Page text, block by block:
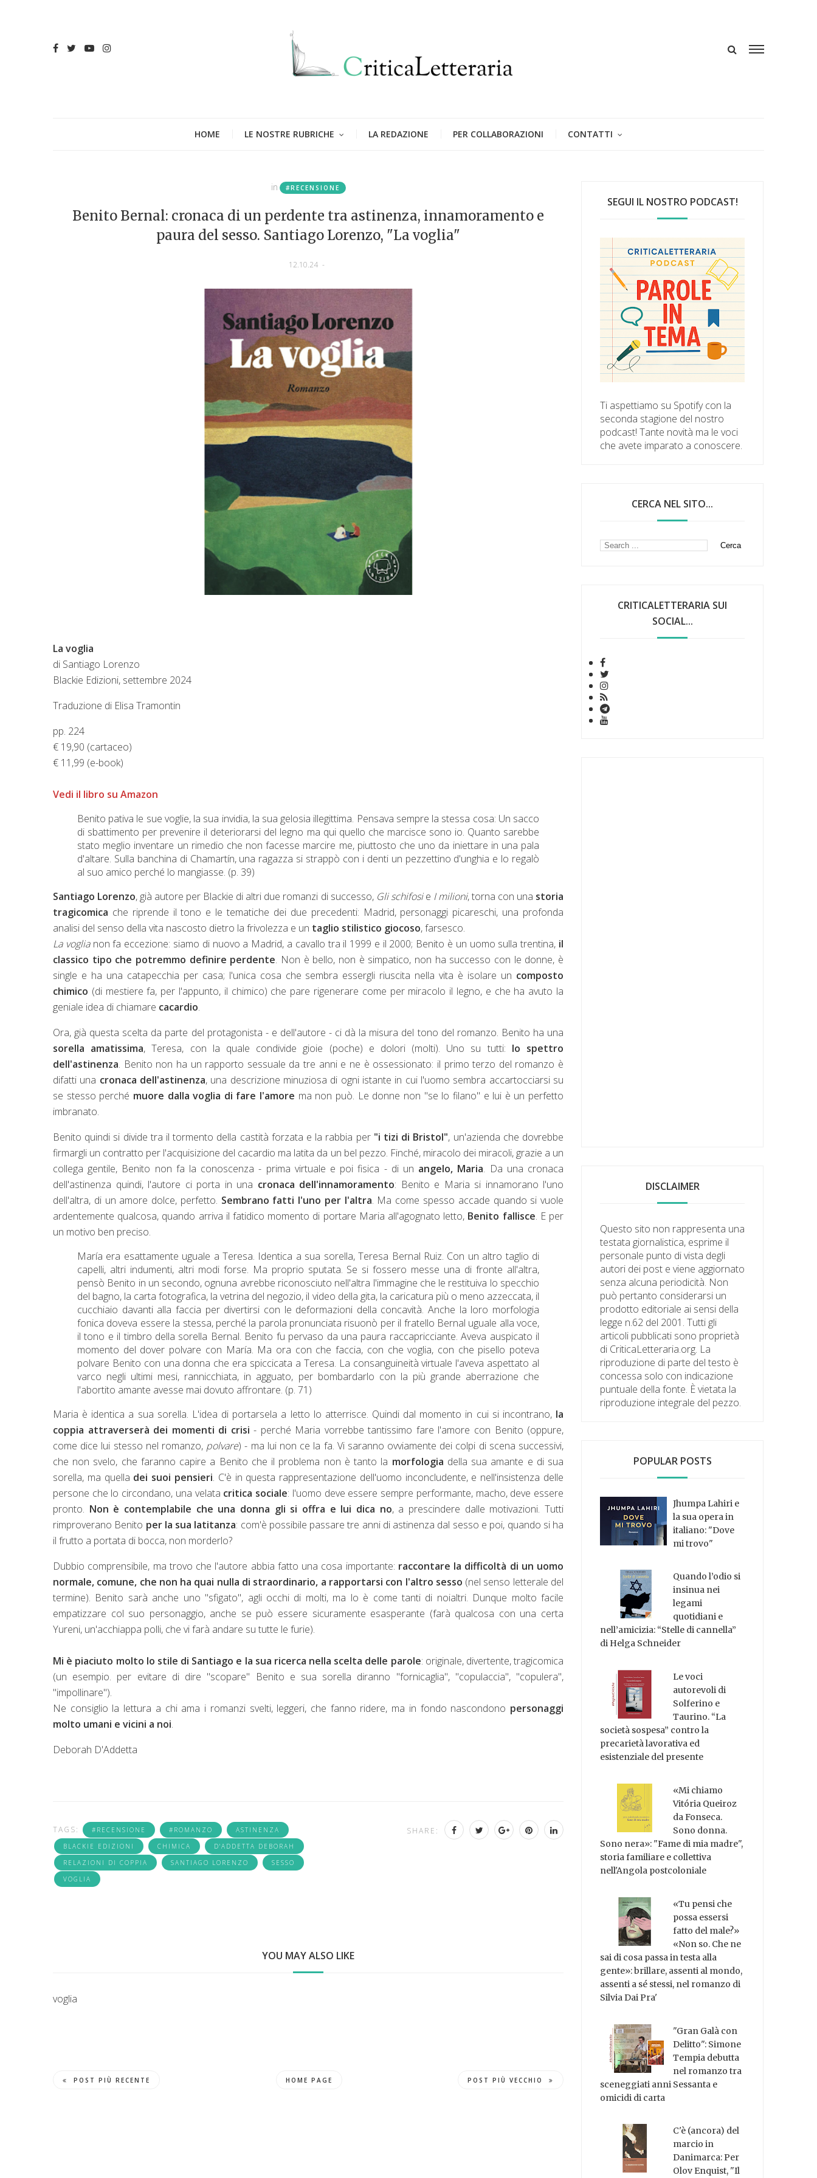
HOME LE NOSTRE RUBRICHE LA REDAZIONE PER COLLABORAZIONI CONTATTI
in #RECENSIONE
Benito Bernal: cronaca di un perdente tra astinenza, innamoramento e
paura del sesso. Santiago Lorenzo, "La voglia"
12.10.24 -
La voglia
di Santiago Lorenzo
Blackie Edizioni, settembre 2024
Traduzione di Elisa Tramontin
pp. 224
€ 19,90 (cartaceo)
€ 11,99 (e-book)
Vedi il libro su Amazon
Benito pativa le sue voglie, la sua invidia, la sua gelosia illegittima. Pensava sempre la stessa cosa: Un sacco
di sbattimento per prevenire il deteriorarsi del legno ma qui quello che marcisce sono io. Quanto sarebbe
stato meglio inventare un rimedio che non facesse marcire me, piuttosto che uno da iniettare in una pala
d'altare. Sulla banchina di Chamartín, una ragazza si strappò con i denti un pezzettino d'unghia e lo regalò
al suo amico perché lo mangiasse. (p. 39)
Santiago Lorenzo, già autore per Blackie di altri due romanzi di successo, Gli schifosie I milioni, torna con una storia
tragicomica che riprende il tono e le tematiche dei due precedenti: Madrid, personaggi picareschi, una profonda
analisi del senso della vita nascosto dietro la frivolezza e un taglio stilistico giocoso, farsesco.
La voglia non fa eccezione: siamo di nuovo a Madrid, a cavallo tra il 1999 e il 2000; Benito è un uomo sulla trentina, il
classico tipo che potremmo definire perdente. Non è bello, non è simpatico, non ha successo con le donne, è
single e ha una catapecchia per casa; l'unica cosa che sembra essergli riuscita nella vita è isolare un composto
chimico (di mestiere fa, per l'appunto, il chimico) che pare rigenerare come per miracolo il legno, e che ha avuto la
geniale idea di chiamare cacardio.
Ora, già questa scelta da parte del protagonista - e dell'autore - ci dà la misura del tono del romanzo. Benito ha una
sorella amatissima, Teresa, con la quale condivide gioie (poche) e dolori (molti). Uno su tutti: lo spettro
dell'astinenza. Benito non ha un rapporto sessuale da tre anni e ne è ossessionato: il primo terzo del romanzo è
difatti una cronaca dell'astinenza, una descrizione minuziosa di ogni istante in cui l'uomo sembra accartocciarsi su
se stesso perché muore dalla voglia di fare l'amore ma non può. Le donne non "se lo filano" e lui è un perfetto
imbranato.
Benito quindi si divide tra il tormento della castità forzata e la rabbia per "i tizi di Bristol", un'azienda che dovrebbe
firmargli un contratto per l'acquisizione del cacardio ma latita da un bel pezzo. Finché, miracolo dei miracoli, grazie a un
collega gentile, Benito non fa la conoscenza - prima virtuale e poi fisica - di un angelo, Maria. Da una cronaca
dell'astinenza quindi, l'autore ci porta in una cronaca dell'innamoramento: Benito e Maria si innamorano l'uno
dell'altra, di un amore dolce, perfetto. Sembrano fatti l'uno per l'altra. Ma come spesso accade quando si vuole
ardentemente qualcosa, quando arriva il fatidico momento di portare Maria all'agognato letto, Benito fallisce. E per
un motivo ben preciso.
María era esattamente uguale a Teresa. Identica a sua sorella, Teresa Bernal Ruiz. Con un altro taglio di
capelli, altri indumenti, altri modi forse. Ma proprio sputata. Se si fossero messe una di fronte all'altra,
pensò Benito in un secondo, ognuna avrebbe riconosciuto nell'altra l'immagine che le restituiva lo specchio
del bagno, la carta fotografica, la vetrina del negozio, il video della gita, la caricatura più o meno azzeccata, il
cucchiaio davanti alla faccia per divertirsi con le deformazioni della concavità. Anche la loro morfologia
fonica doveva essere la stessa, perché la parola pronunciata risuonò per il fratello Bernal uguale alla voce,
il tono e il timbro della sorella Bernal. Benito fu pervaso da una paura raccapricciante. Aveva auspicato il
momento del dover polvare con María. Ma ora con che faccia, con che voglia, con che pisello poteva
polvare Benito con una donna che era spiccicata a Teresa. La consanguineità virtuale l'aveva aspettato al
varco negli ultimi mesi, rannicchiata, in agguato, per bombardarlo con la più grande aberrazione che
l'abortito amante avesse mai dovuto affrontare. (p. 71)
Maria è identica a sua sorella. L'idea di portarsela a letto lo atterrisce. Quindi dal momento in cui si incontrano, la
coppia attraverserà dei momenti di crisi - perché Maria vorrebbe tantissimo fare l'amore con Benito (oppure,
come dice lui stesso nel romanzo, polvare) - ma lui non ce la fa. Vi saranno ovviamente dei colpi di scena successivi,
che non svelo, che faranno capire a Benito che il problema non è tanto la morfologia della sua amante e di sua
sorella, ma quella dei suoi pensieri. C'è in questa rappresentazione dell'uomo inconcludente, e nell'insistenza delle
persone che lo circondano, una velata critica sociale: l'uomo deve essere sempre performante, macho, deve essere
pronto. Non è contemplabile che una donna gli si offra e lui dica no, a prescindere dalle motivazioni. Tutti
rimproverano Benito per la sua latitanza: com'è possibile passare tre anni di astinenza dal sesso e poi, quando si ha
il frutto a portata di bocca, non morderlo?
Dubbio comprensibile, ma trovo che l'autore abbia fatto una cosa importante: raccontare la difficoltà di un uomo
normale, comune, che non ha quai nulla di straordinario, a rapportarsi con l'altro sesso (nel senso letterale del
termine). Benito sarà anche uno "sfigato", agli occhi di molti, ma lo è come tanti di noialtri. Dunque molto facile
empatizzare col suo personaggio, anche se può essere sicuramente esasperante (farà qualcosa con una certa
Yureni, un'acchiappa polli, che vi farà andare su tutte le furie).
Mi è piaciuto molto lo stile di Santiago e la sua ricerca nella scelta delle parole: originale, divertente, tragicomica
(un esempio. per evitare di dire "scopare" Benito e sua sorella diranno "fornicaglia", "copulaccia", "copulera",
"impollinare").
Ne consiglio la lettura a chi ama i romanzi svelti, leggeri, che fanno ridere, ma in fondo nascondono personaggi
molto umani e vicini a noi.
Deborah D'Addetta
TAGS: #RECENSIONE #ROMANZO
ASTINENZA
BLACKIE EDIZIONI
CHIMICA
D'ADDETTA DEBORAH
RELAZIONI DI COPPIA
SANTIAGO LORENZO
SESSO
VOGLIA
SHARE:
YOU MAY ALSO LIKE
voglia
POST PIÙ RECENTE HOME PAGE POST PIÙ VECCHIO
SEGUI IL NOSTRO PODCAST!
Ti aspettiamo su Spotify con la
seconda stagione del nostro
podcast! Tante novità ma le voci
che avete imparato a conoscere.
CERCA NEL SITO...
CRITICALETTERARIA SUI
SOCIAL...
DISCLAIMER
Questo sito non rappresenta una
testata giornalistica, esprime il
personale punto di vista degli
autori dei post e viene aggiornato
senza alcuna periodicità. Non
può pertanto considerarsi un
prodotto editoriale ai sensi della
legge n.62 del 2001. Tutti gli
articoli pubblicati sono proprietà
di CriticaLetteraria.org. La
riproduzione di parte del testo è
concessa solo con indicazione
puntuale della fonte. È vietata la
riproduzione integrale del pezzo.
POPULAR POSTS
Jhumpa Lahiri e
la sua opera in
italiano: "Dove
mi trovo"
Quando l’odio si
insinua nei
legami
quotidiani e
nell’amicizia: “Stelle di cannella”
di Helga Schneider
Le voci
autorevoli di
Solferino e
Taurino. “La
società sospesa” contro la
precarietà lavorativa ed
esistenziale del presente
«Mi chiamo
Vitória Queiroz
da Fonseca.
Sono donna.
Sono nera»: "Fame di mia madre",
storia familiare e collettiva
nell'Angola postcoloniale
«Tu pensi che
possa essersi
fatto del male?»
«Non so. Che ne
sai di cosa passa in testa alla
gente»: brillare, assenti al mondo,
assenti a sé stessi, nel romanzo di
Silvia Dai Pra'
"Gran Galà con
Delitto": Simone
Tempia debutta
nel romanzo tra
sceneggiati anni Sessanta e
omicidi di carta
C'è (ancora) del
marcio in
Danimarca: Per
Olov Enquist, "Il